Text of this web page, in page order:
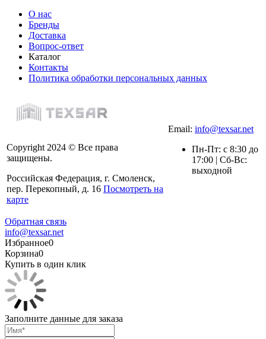
О нас
Бренды
Доставка
Вопрос-ответ
Каталог
Контакты
Политика обработки персональных данных
Copyright 2024 © Все права
защищены.
Российская Федерация, г. Смоленск,
пер. Перекопный, д. 16 Посмотреть на
карте
Email: info@texsar.net
Пн-Пт: с 8:30 до
17:00 | Сб-Вс:
выходной
Обратная связь
info@texsar.net
Избранное0
Корзина0
Купить в один клик
Заполните данные для заказа